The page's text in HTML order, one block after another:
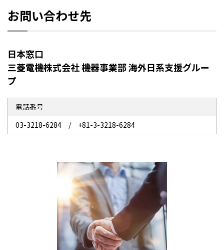
お問い合わせ先
日本窓口
三菱電機株式会社 機器事業部 海外日系支援グルー
プ
電話番号
03-3218-6284 / +81-3-3218-6284